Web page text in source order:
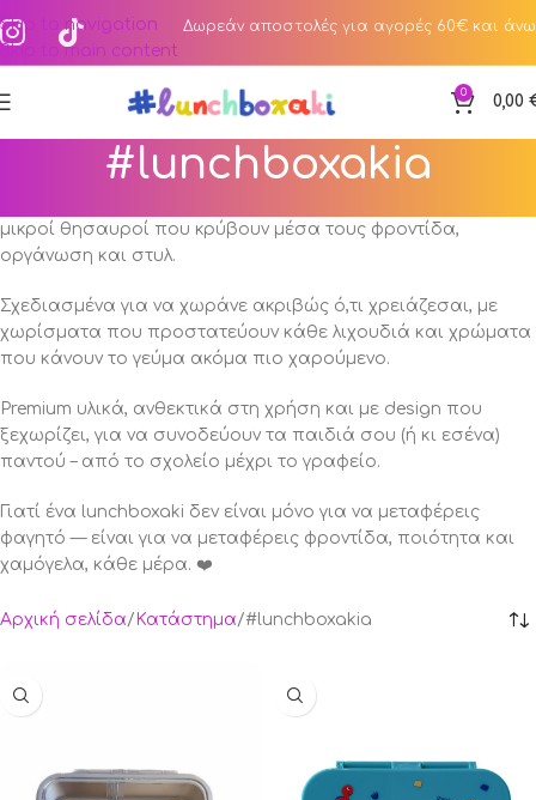
Skip to navigation
Skip to main content
Δωρεάν αποστολές για αγορές 60€ και άνω
0 0,00
#lunchboxakia
μικροί θησαυροί που κρύβουν μέσα τους φροντίδα,
οργάνωση και στυλ.
Σχεδιασμένα για να χωράνε ακριβώς ό,τι χρειάζεσαι, με
χωρίσματα που προστατεύουν κάθε λιχουδιά και χρώματα
που κάνουν το γεύμα ακόμα πιο χαρούμενο.
Premium υλικά, ανθεκτικά στη χρήση και με design που
ξεχωρίζει, για να συνοδεύουν τα παιδιά σου (ή κι εσένα)
παντού – από το σχολείο μέχρι το γραφείο.
Γιατί ένα lunchboxaki δεν είναι μόνο για να μεταφέρεις
φαγητό — είναι για να μεταφέρεις φροντίδα, ποιότητα και
χαμόγελα, κάθε μέρα. ❤️
Αρχική σελίδα Κατάστημα #lunchboxakia